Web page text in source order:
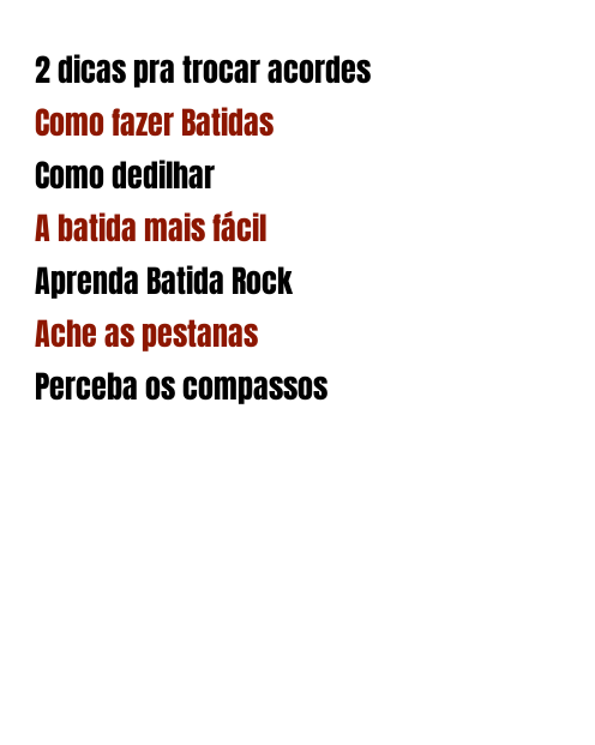
2 dicas pra trocar acordes
Como fazer Batidas
Como dedilhar
A batida mais fácil
Aprenda Batida Rock
Ache as pestanas
Perceba os compassos